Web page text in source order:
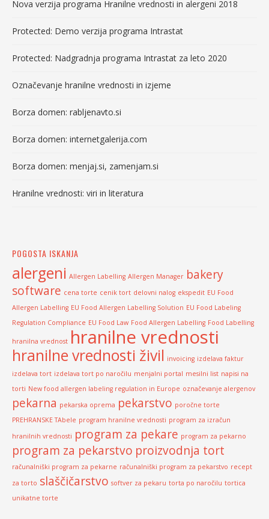
Nova verzija programa Hranilne vrednosti in alergeni 2018
Protected: Demo verzija programa Intrastat
Protected: Nadgradnja programa Intrastat za leto 2020
Označevanje hranilne vrednosti in izjeme
Borza domen: rabljenavto.si
Borza domen: internetgalerija.com
Borza domen: menjaj.si, zamenjam.si
Hranilne vrednosti: viri in literatura
POGOSTA ISKANJA
alergeni Allergen Labelling Allergen Manager bakery
software cena torte cenik tort delovni nalog ekspedit EU Food
Allergen Labelling EU Food Allergen Labelling Solution EU Food Labeling
Regulation Compliance EU Food Law Food Allergen Labelling Food Labelling
hranilna vrednost hranilne vrednosti
hranilne vrednosti živil invoicing izdelava faktur
izdelava tort izdelava tort po naročilu menjalni portal mesilni list napisi na
torti New food allergen labeling regulation in Europe označevanje alergenov
pekarna pekarska oprema pekarstvo poročne torte
PREHRANSKE TAbele program hranilne vrednosti program za izračun
hranilnih vrednosti program za pekare program za pekarno
program za pekarstvo proizvodnja tort
računalniški program za pekarne računalniški program za pekarstvo recept
za torto slaščičarstvo softver za pekaru torta po naročilu tortica
unikatne torte